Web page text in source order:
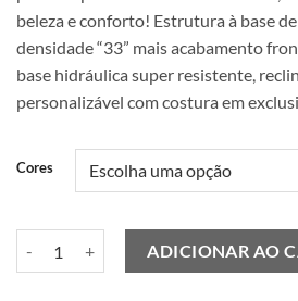
beleza e conforto! Estrutura à base
densidade “33” mais acabamento
base hidráulica super resistente,
personalizável com costura em
Cores
ADICIONAR AO